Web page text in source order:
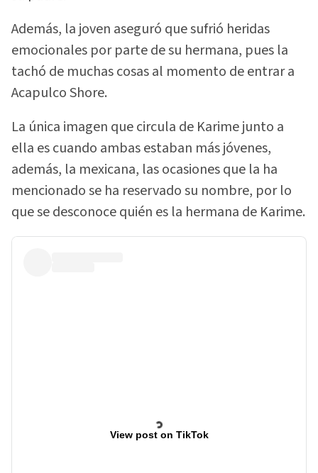
Además, la joven aseguró que sufrió heridas
emocionales por parte de su hermana, pues la
tachó de muchas cosas al momento de entrar a
Acapulco Shore.
La única imagen que circula de Karime junto a
ella es cuando ambas estaban más jóvenes,
además, la mexicana, las ocasiones que la ha
mencionado se ha reservado su nombre, por lo
que se desconoce quién es la hermana de Karime.
View post on TikTok